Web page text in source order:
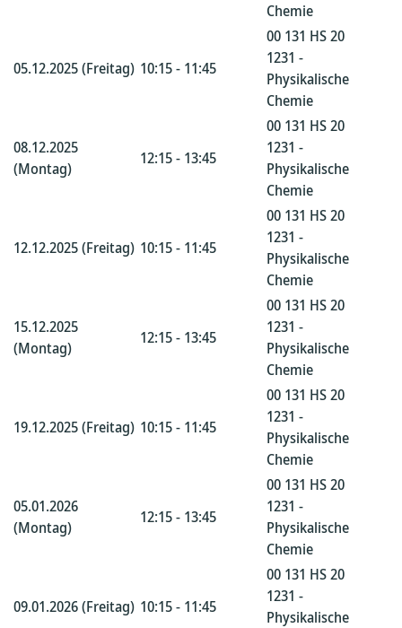
Chemie
05.12.2025 (Freitag) 10:15 - 11:45
00 131 HS 20
1231 -
Physikalische
Chemie
08.12.2025
(Montag)
12:15 - 13:45
00 131 HS 20
1231 -
Physikalische
Chemie
12.12.2025 (Freitag) 10:15 - 11:45
00 131 HS 20
1231 -
Physikalische
Chemie
15.12.2025
(Montag)
12:15 - 13:45
00 131 HS 20
1231 -
Physikalische
Chemie
19.12.2025 (Freitag) 10:15 - 11:45
00 131 HS 20
1231 -
Physikalische
Chemie
05.01.2026
(Montag)
12:15 - 13:45
00 131 HS 20
1231 -
Physikalische
Chemie
09.01.2026 (Freitag) 10:15 - 11:45
00 131 HS 20
1231 -
Physikalische